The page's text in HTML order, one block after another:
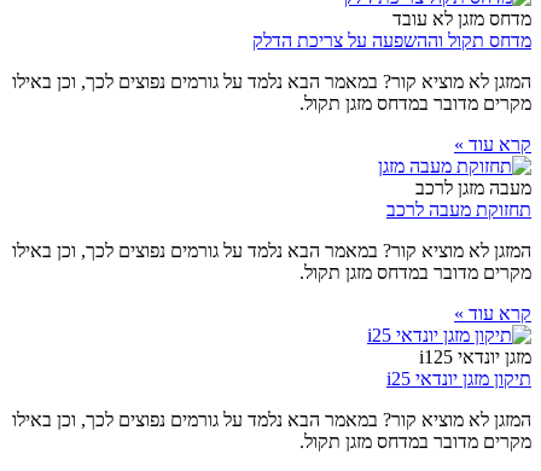
מדחס מזגן לא עובד
מדחס תקול וההשפעה על צריכת הדלק
המזגן לא מוציא קור? במאמר הבא נלמד על גורמים נפוצים לכך, וכן באילו
מקרים מדובר במדחס מזגן תקול.
קרא עוד »
מעבה מזגן לרכב
תחזוקת מעבה לרכב
המזגן לא מוציא קור? במאמר הבא נלמד על גורמים נפוצים לכך, וכן באילו
מקרים מדובר במדחס מזגן תקול.
קרא עוד »
מזגן יונדאי i125
תיקון מזגן יונדאי i25
המזגן לא מוציא קור? במאמר הבא נלמד על גורמים נפוצים לכך, וכן באילו
מקרים מדובר במדחס מזגן תקול.